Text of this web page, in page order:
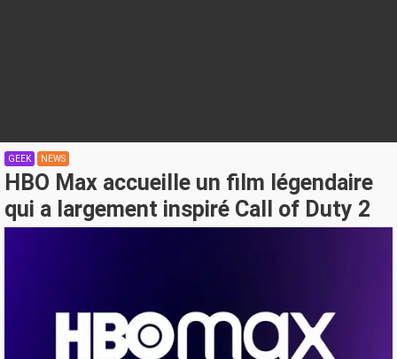
GEEK NEWS
HBO Max accueille un film légendaire
qui a largement inspiré Call of Duty 2